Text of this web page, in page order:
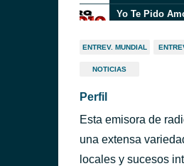
Yo Te Pido
Refranero No.3
Viejo Amigo
Necessary Pop
Es Verdad
Huascar
ENTREV. MUNDIAL
NOTICIAS
Perfil
Esta emisora de
una extensa
locales y sucesos